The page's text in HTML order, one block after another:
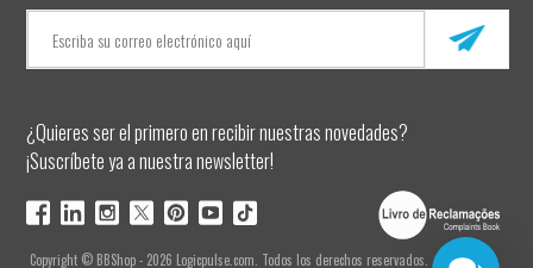
¿Quieres ser el primero en recibir nuestras novedades?
¡Suscríbete ya a nuestra newsletter!
Copyright © BBShop - 2026 Logicpulse.com. Todos los derechos reservados.